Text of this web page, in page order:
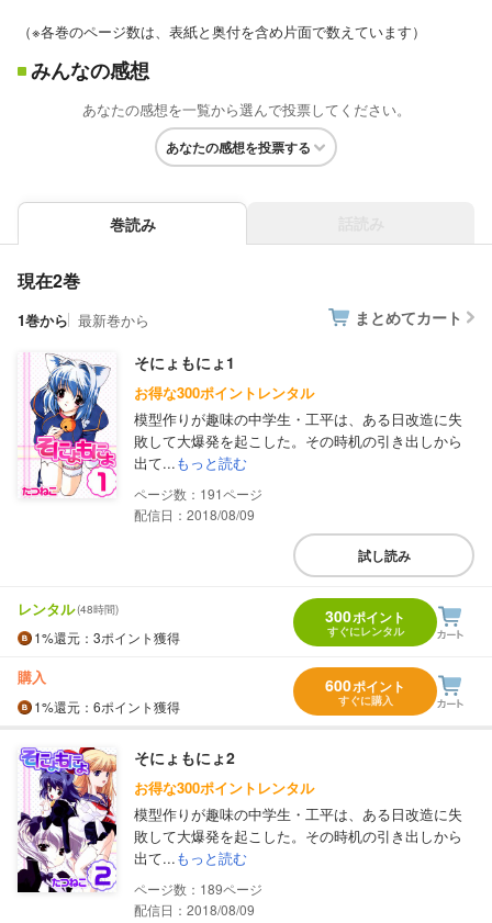
（※各巻のページ数は、表紙と奥付を含め片面で数えています）
みんなの感想
あなたの感想を一覧から選んで投票してください。
あなたの感想を投票する
巻読み
現在2巻
1巻から 最新巻から まとめてカート
そにょもにょ1
お得な300ポイントレンタル
模型作りが趣味の中学生・工平は、ある日改造に失
敗して大爆発を起こした。その時机の引き出しから
出て...もっと読む
191
配信日：2018/08/09
試し読み
レンタル(48時間)
1%還元 ：3ポイント獲得
300ポイント
すぐにレンタル
購入
1%還元 ：6ポイント獲得
600ポイント
すぐに購入
そにょもにょ2
お得な300ポイントレンタル
模型作りが趣味の中学生・工平は、ある日改造に失
敗して大爆発を起こした。その時机の引き出しから
出て...もっと読む
189
配信日：2018/08/09